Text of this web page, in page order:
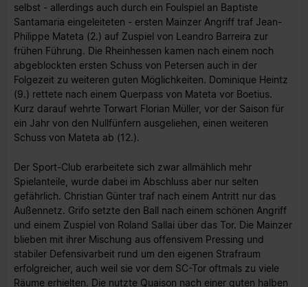
selbst - allerdings auch durch ein Foulspiel an Baptiste
Santamaria eingeleiteten - ersten Mainzer Angriff traf Jean-
Philippe Mateta (2.) auf Zuspiel von Leandro Barreira zur
frühen Führung. Die Rheinhessen kamen nach einem noch
abgeblockten ersten Schuss von Petersen auch in der
Folgezeit zu weiteren guten Möglichkeiten. Dominique Heintz
(9.) rettete nach einem Querpass von Mateta vor Boetius.
Kurz darauf wehrte Torwart Florian Müller, vor der Saison für
ein Jahr von den Nullfünfern ausgeliehen, einen weiteren
Schuss von Mateta ab (12.).
Der Sport-Club erarbeitete sich zwar allmählich mehr
Spielanteile, wurde dabei im Abschluss aber nur selten
gefährlich. Christian Günter traf nach einem Antritt nur das
Außennetz. Grifo setzte den Ball nach einem schönen Angriff
und einem Zuspiel von Roland Sallai über das Tor. Die Mainzer
blieben mit ihrer Mischung aus offensivem Pressing und
stabiler Defensivarbeit rund um den eigenen Strafraum
erfolgreicher, auch weil sie vor dem SC-Tor oftmals zu viele
Räume erhielten. Die nutzte Quaison nach einer guten halben